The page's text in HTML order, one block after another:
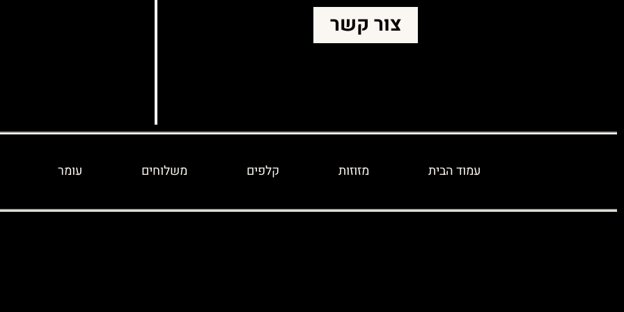
צור קשר
עמוד הבית מזוזות קלפים משלוחים עומר